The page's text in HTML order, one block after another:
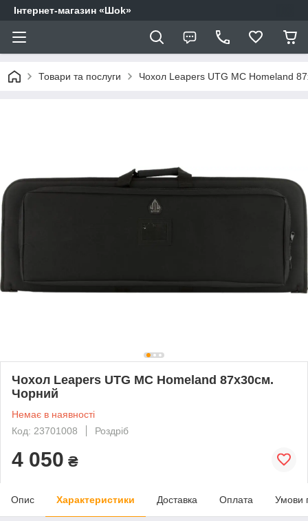
Інтернет-магазин «Шоk»
Товари та послуги Чохол Leapers UTG MC Homeland
Чохол Leapers UTG MC Homeland 87х30см.
Чорний
Немає в наявності
Код: 23701008
Роздріб
4 050 ₴
Опис Характеристики Доставка Оплата Умови